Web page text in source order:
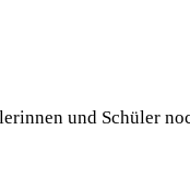
und Schüler